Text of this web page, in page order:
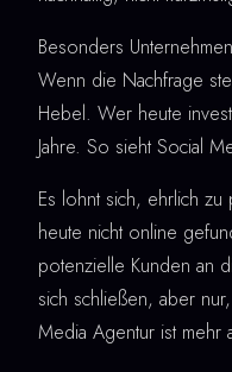
Besonders
Wenn die Nachfrage
Hebel. Wer heute
Jahre. So sieht Social
Es lohnt sich, ehrlich
heute nicht online
potenzielle Kunden an
sich schließen, aber
Media Agentur ist mehr